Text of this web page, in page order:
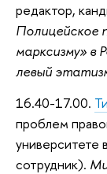
редактор,
Полицейское
марксизму» в
левый
16.40-17.00.
проблем
университете
сотрудник).